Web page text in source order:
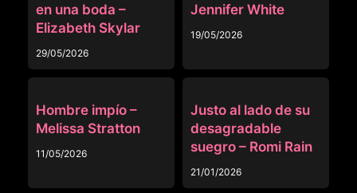
en una boda –
Elizabeth Skylar
29/05/2026
Jennifer White
19/05/2026
Hombre impío –
Melissa Stratton
11/05/2026
Justo al lado de su
desagradable
suegro – Romi Rain
21/01/2026